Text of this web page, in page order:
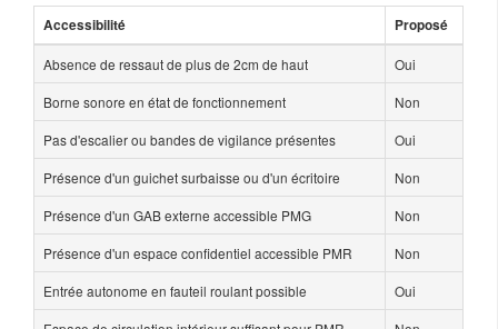
Accessibilité Proposé
Absence de ressaut de plus de 2cm de haut
Oui
Borne sonore en état de fonctionnement
Non
Pas d'escalier ou bandes de vigilance présentes
Oui
Présence d'un guichet surbaisse ou d'un écritoire
Non
Présence d'un GAB externe accessible PMG
Non
Présence d'un espace confidentiel accessible PMR
Non
Entrée autonome en fauteil roulant possible
Oui